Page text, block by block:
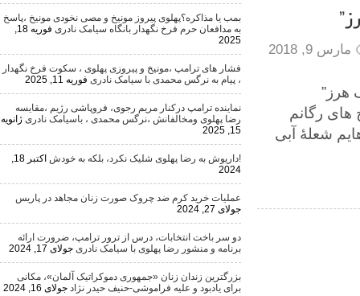
هرز”
رگانم
آبی
بمب یا مذاکره؟پهلوی پیروز مونیخ و مصی نخودی مونیخ ،پاسخ
به مدافعان حرم فرخ نگهدار بانگاه سیامک نادری
فوریه 18,
فشار های ترامپ ،مونیخ و پیروزی پهلوی ، سکوت فرخ نگهدار
، پیام به نرگس محمدی با سیامک نادری فوریه 11, 2025
نماینده ترامپ درکنار مریم رجوی، فروپاشی رژیم ،مقایسه
رضا پهلوی ومخالفانش ،نرگس محمدی ، باسیامک نادری ژانویه
!داریوش به رضا پهلوی شلیک نکرد، بلکه به خودش
اکتبر 18,
عملیات خرید کرم ضد چروک صورت زنان مجاهد در پاریس
جولای 27, 2024
دو سر باخت انتخابات، درس از ترور ترامپ، ضرورت ارائه
برنامه و منشور رضا پهلوی با سیامک نادری جولای 17, 2024
بزرگترین زندان زنان «جمهوری دموکراتیک آلمان»، مکانی
برای یادبود و علیه فراموشی-حنیف حیدر نژاد جولای 16, 2024